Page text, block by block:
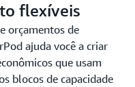
flexíveis
orçamentos de
ajuda você a criar
que usam
blocos de capacidade